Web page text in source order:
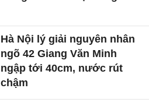
Hà Nội lý giải nguyên nhân
ngõ 42 Giang Văn Minh
ngập tới 40cm, nước rút
chậm